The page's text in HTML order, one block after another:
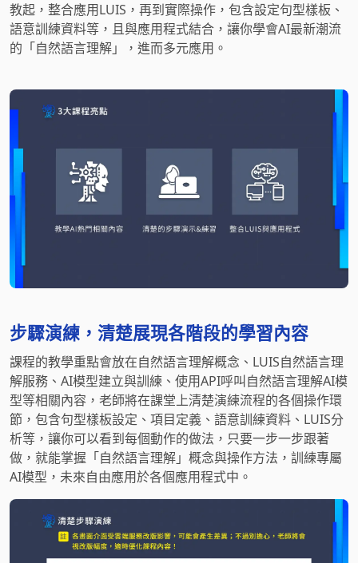
教起，整合應用LUIS，再到實際操作，包含設定句型樣板、
語意訓練資料等，且與應用程式結合，讓你學會AI最新潮流
的「自然語言理解」，進而多元應用。
步驟演練，清楚展現各階段的學習內容
課程的教學重點會放在自然語言理解概念、LUIS自然語言理
解服務、AI模型建立與訓練、使用API呼叫自然語言理解AI模
型等相關內容，老師將在課堂上清楚演練流程的各個操作環
節，包含句型樣板設定、項目定義、語意訓練資料、LUIS分
析等，讓你可以看到每個動作的做法，只要一步一步跟著
做，就能掌握「自然語言理解」概念與操作方法，訓練專屬
AI模型，未來自由應用於各個應用程式中。